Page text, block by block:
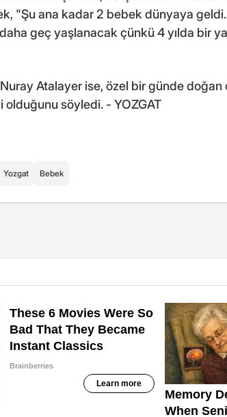
"Şu ana kadar 2 bebek dünyaya geldi.
geç yaşlanacak çünkü 4 yılda bir
Atalayer ise, özel bir günde doğan
olduğunu söyledi. - YOZGAT
Yozgat Bebek